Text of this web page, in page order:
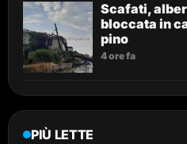
Scafati,
bloccata in
pino
4 ore fa
PIÙ LETTE